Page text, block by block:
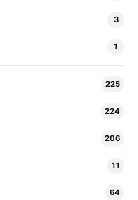
3
1
225
224
206
11
64